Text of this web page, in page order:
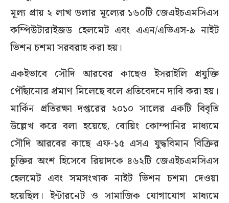
মূল্য প্রায় ২ লাখ ডলার মূল্যের ১৬০টি জেএইচএমসিএস
কম্পিউটারাইজড হেলমেট এবং এএন/এভিএস-৯ নাইট
ভিশন চশমা সরবরাহ করা হয়।
একইভাবে সৌদি আরবের কাছেও ইসরাইলি প্রযুক্তি
পৌঁছানোর প্রমাণ মিলেছে বলে প্রতিবেদনে দাবি করা হয়।
মার্কিন প্রতিরক্ষা দপ্তরের ২০১০ সালের একটি বিবৃতি
উল্লেখ করে বলা হয়েছে, বোয়িং কোম্পানির মাধ্যমে
সৌদি আরবের কাছে এফ-১৫ এসএ যুদ্ধবিমান বিক্রির
চুক্তির অংশ হিসেবে রিয়াদকে ৪৬২টি জেএইচএমসিএস
হেলমেট এবং সমসংখ্যক নাইট ভিশন চশমা দেওয়া
হয়েছিল। ইন্টারনেট ও সামাজিক যোগাযোগ মাধ্যমে